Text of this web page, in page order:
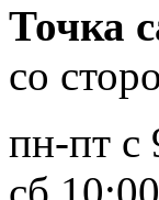
Точка
со
пн-пт с